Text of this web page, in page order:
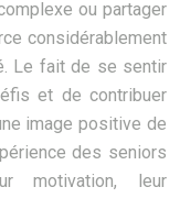
ou partager
considérablement
Le fait de se sentir
et de contribuer
image positive de
des seniors
motivation, leur